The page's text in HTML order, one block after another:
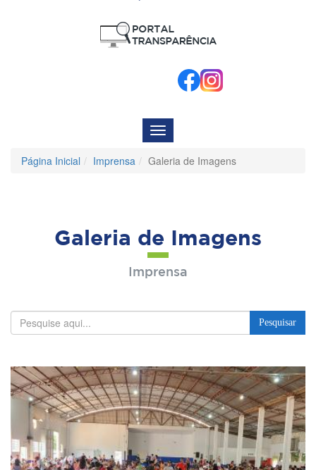
Menu
de
Navegação
Página Inicial Imprensa Galeria de Imagens
Galeria de Imagens
Imprensa
Pesquisar